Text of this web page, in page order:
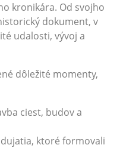
kronikára. Od svojho
dokument, v
udalosti, vývoj a
dôležité momenty,
ciest, budov a
ktoré formovali